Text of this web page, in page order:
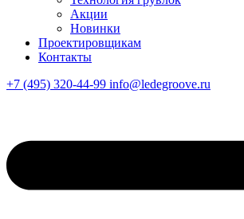
Акции
Новинки
Проектировщикам
Контакты
+7 (495) 320-44-99 info@ledegroove.ru